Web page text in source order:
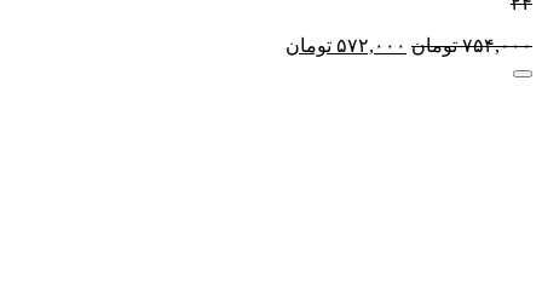
۷۵۴,۰۰۰ تومان ۵۷۲,۰۰۰ تومان